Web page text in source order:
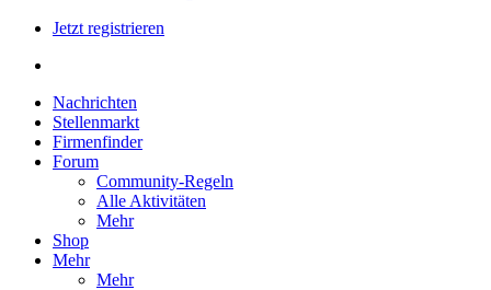
Jetzt registrieren
Nachrichten
Stellenmarkt
Firmenfinder
Forum
Community-Regeln
Alle Aktivitäten
Mehr
Shop
Mehr
Mehr